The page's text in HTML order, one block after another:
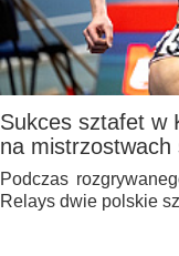
Sukces sztafet w
na mistrzostwach
Podczas
Relays dwie polskie